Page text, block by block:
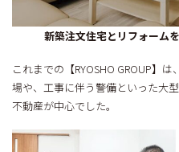
新築注文住宅とリフォーム
これまでの【RYOSHO GROUP】
場や、工事に伴う警備といった大
不動産が中心でした。